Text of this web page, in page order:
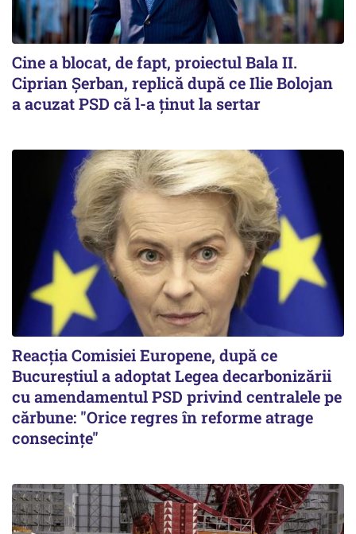
Cine a blocat, de fapt, proiectul Bala II.
Ciprian Șerban, replică după ce Ilie Bolojan
a acuzat PSD că l-a ținut la sertar
Reacția Comisiei Europene, după ce
Bucureștiul a adoptat Legea decarbonizării
cu amendamentul PSD privind centralele pe
cărbune: "Orice regres în reforme atrage
consecințe"